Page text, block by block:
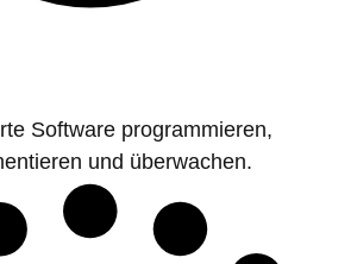
Software programmieren,
und überwachen.